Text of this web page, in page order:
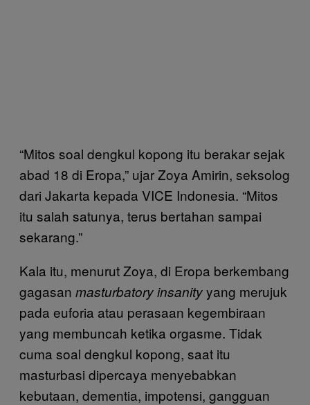
“Mitos soal dengkul kopong itu berakar sejak
abad 18 di Eropa,” ujar Zoya Amirin, seksolog
dari Jakarta kepada VICE Indonesia. “Mitos
itu salah satunya, terus bertahan sampai
sekarang.”
Kala itu, menurut Zoya, di Eropa berkembang
gagasan masturbatory insanityyang merujuk
pada euforia atau perasaan kegembiraan
yang membuncah ketika orgasme. Tidak
cuma soal dengkul kopong, saat itu
masturbasi dipercaya menyebabkan
kebutaan, dementia, impotensi, gangguan